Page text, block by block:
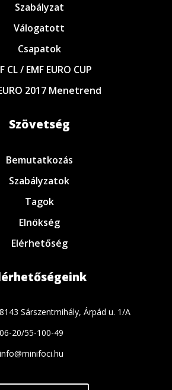
Szabályzat
Válogatott
Csapatok
CL / EMF EURO CUP
2017 Menetrend
Szövetség
Bemutatkozás
Szabályzatok
Tagok
Elnökség
Elérhetőség
8143 Sárszentmihály, Árpád u. 1/A
06-20/55-100-49
info@minifoci.hu